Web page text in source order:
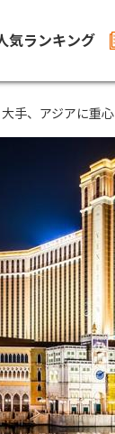
気ランキング
手、アジアに重心